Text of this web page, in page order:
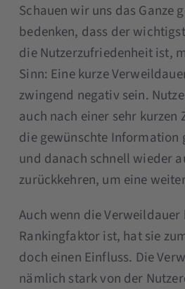
Schauen wir uns das Ganze
bedenken, dass der
die Nutzerzufriedenheit ist,
Sinn: Eine kurze
zwingend negativ sein.
auch nach einer sehr kurzen
die gewünschte Information
und danach schnell wieder
zurückkehren, um eine
Auch wenn die
Rankingfaktor ist, hat sie
doch einen Einfluss. Die
nämlich stark von der